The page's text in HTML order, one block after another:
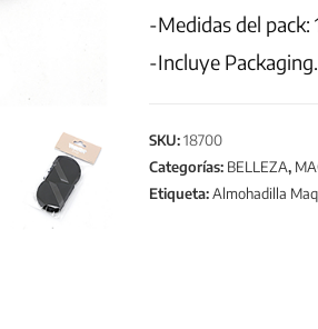
-Medidas del pack:
-Incluye Packaging.
SKU:18700
Categorías: BELLEZA,
Etiqueta:Almohadilla